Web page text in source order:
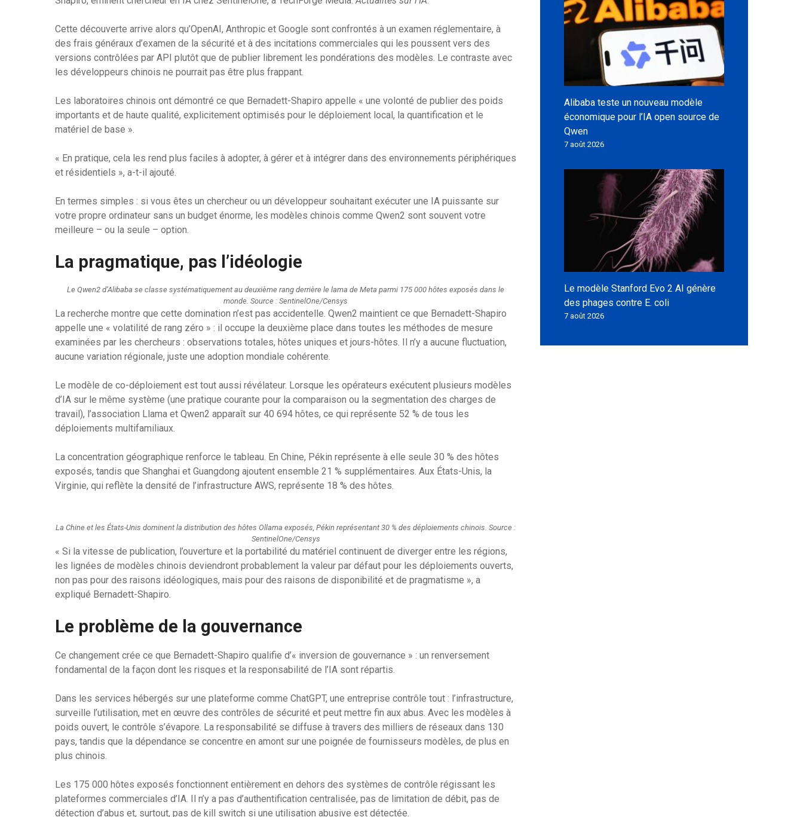
Cette découverte arrive alors qu’OpenAI, Anthropic et Google sont confrontés à un examen réglementaire, à
des frais généraux d’examen de la sécurité et à des incitations commerciales qui les poussent vers des
versions contrôlées par API plutôt que de publier librement les pondérations des modèles. Le contraste avec
les développeurs chinois ne pourrait pas être plus frappant.
Les laboratoires chinois ont démontré ce que Bernadett-Shapiro appelle « une volonté de publier des poids
importants et de haute qualité, explicitement optimisés pour le déploiement local, la quantification et le
matériel de base ».
« En pratique, cela les rend plus faciles à adopter, à gérer et à intégrer dans des environnements périphériques
et résidentiels », a-t-il ajouté.
En termes simples : si vous êtes un chercheur ou un développeur souhaitant exécuter une IA puissante sur
votre propre ordinateur sans un budget énorme, les modèles chinois comme Qwen2 sont souvent votre
meilleure – ou la seule – option.
La pragmatique, pas l’idéologie
Le Qwen2 d’Alibaba se classe systématiquement au deuxième rang derrière le lama de Meta parmi 175 000 hôtes exposés dans le
monde. Source : SentinelOne/Censys
La recherche montre que cette domination n’est pas accidentelle. Qwen2 maintient ce que Bernadett-Shapiro
appelle une « volatilité de rang zéro » : il occupe la deuxième place dans toutes les méthodes de mesure
examinées par les chercheurs : observations totales, hôtes uniques et jours-hôtes. Il n’y a aucune fluctuation,
aucune variation régionale, juste une adoption mondiale cohérente.
Le modèle de co-déploiement est tout aussi révélateur. Lorsque les opérateurs exécutent plusieurs modèles
d’IA sur le même système (une pratique courante pour la comparaison ou la segmentation des charges de
travail), l’association Llama et Qwen2 apparaît sur 40 694 hôtes, ce qui représente 52 % de tous les
déploiements multifamiliaux.
La concentration géographique renforce le tableau. En Chine, Pékin représente à elle seule 30 % des hôtes
exposés, tandis que Shanghai et Guangdong ajoutent ensemble 21 % supplémentaires. Aux États-Unis, la
Virginie, qui reflète la densité de l’infrastructure AWS, représente 18 % des hôtes.
La Chine et les États-Unis dominent la distribution des hôtes Ollama exposés, Pékin représentant 30 % des déploiements chinois. Source :
SentinelOne/Censys
« Si la vitesse de publication, l’ouverture et la portabilité du matériel continuent de diverger entre les régions,
les lignées de modèles chinois deviendront probablement la valeur par défaut pour les déploiements ouverts,
non pas pour des raisons idéologiques, mais pour des raisons de disponibilité et de pragmatisme », a
expliqué Bernadett-Shapiro.
Le problème de la gouvernance
Ce changement crée ce que Bernadett-Shapiro qualifie d’« inversion de gouvernance » : un renversement
fondamental de la façon dont les risques et la responsabilité de l’IA sont répartis.
Dans les services hébergés sur une plateforme comme ChatGPT, une entreprise contrôle tout : l’infrastructure,
surveille l’utilisation, met en œuvre des contrôles de sécurité et peut mettre fin aux abus. Avec les modèles à
poids ouvert, le contrôle s’évapore. La responsabilité se diffuse à travers des milliers de réseaux dans 130
pays, tandis que la dépendance se concentre en amont sur une poignée de fournisseurs modèles, de plus en
plus chinois.
Les 175 000 hôtes exposés fonctionnent entièrement en dehors des systèmes de contrôle régissant les
plateformes commerciales d’IA. Il n’y a pas d’authentification centralisée, pas de limitation de débit, pas de
détection d’abus et, surtout, pas de kill switch si une utilisation abusive est détectée.
Alibaba teste un nouveau modèle
économique pour l’IA open source de
Qwen
7 août 2026
Le modèle Stanford Evo 2 AI génère
des phages contre E. coli
7 août 2026